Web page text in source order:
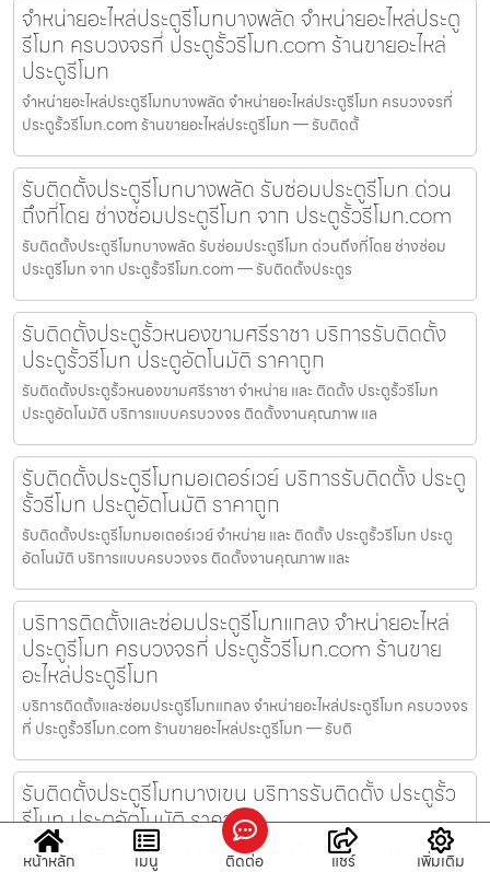
จำหน่ายอะไหล่ประตูรีโมทบางพลัด จำหน่ายอะไหล่ประตู
รีโมท ครบวงจรที่ ประตูรั้วรีโมท.com ร้านขายอะไหล่
ประตูรีโมท
จำหน่ายอะไหล่ประตูรีโมทบางพลัด จำหน่ายอะไหล่ประตูรีโมท ครบวงจรที่
ประตูรั้วรีโมท.com ร้านขายอะไหล่ประตูรีโมท — รับติดตั้
รับติดตั้งประตูรีโมทบางพลัด รับซ่อมประตูรีโมท ด่วน
ถึงที่โดย ช่างซ่อมประตูรีโมท จาก ประตูรั้วรีโมท.com
รับติดตั้งประตูรีโมทบางพลัด รับซ่อมประตูรีโมท ด่วนถึงที่โดย ช่างซ่อม
ประตูรีโมท จาก ประตูรั้วรีโมท.com — รับติดตั้งประตูร
รับติดตั้งประตูรั้วหนองขามศรีราชา บริการรับติดตั้ง
ประตูรั้วรีโมท ประตูอัตโนมัติ ราคาถูก
รับติดตั้งประตูรั้วหนองขามศรีราชา จำหน่าย และ ติดตั้ง ประตูรั้วรีโมท
ประตูอัตโนมัติ บริการแบบครบวงจร ติดตั้งงานคุณภาพ แล
รับติดตั้งประตูรีโมทมอเตอร์เวย์ บริการรับติดตั้ง ประตู
รั้วรีโมท ประตูอัตโนมัติ ราคาถูก
รับติดตั้งประตูรีโมทมอเตอร์เวย์ จำหน่าย และ ติดตั้ง ประตูรั้วรีโมท ประตู
อัตโนมัติ บริการแบบครบวงจร ติดตั้งงานคุณภาพ และ
บริการติดตั้งและซ่อมประตูรีโมทแกลง จำหน่ายอะไหล่
ประตูรีโมท ครบวงจรที่ ประตูรั้วรีโมท.com ร้านขาย
อะไหล่ประตูรีโมท
บริการติดตั้งและซ่อมประตูรีโมทแกลง จำหน่ายอะไหล่ประตูรีโมท ครบวงจร
ที่ ประตูรั้วรีโมท.com ร้านขายอะไหล่ประตูรีโมท — รับติ
รับติดตั้งประตูรีโมทบางเขน บริการรับติดตั้ง ประตูรั้ว
รีโมท ประตูอัตโนมัติ ราคาถูก
รับติดตั้งประตูรีโมทบางเขน จำหน่าย และ ติดตั้ง ประตูรั้วรีโมท ประตู
หน้าหลัก เมนู ติดต่อ แชร์ เพิ่มเติม